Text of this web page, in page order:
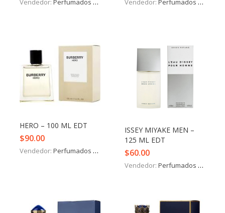
Vendedor: Perfumados y más Vendedor: Perfumados y más
HERO – 100 ML EDT
$90.00
Vendedor: Perfumados y más
ISSEY MIYAKE MEN –
125 ML EDT
$60.00
Vendedor: Perfumados y más